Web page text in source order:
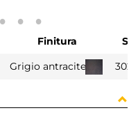
Finitura
Grigio antracite